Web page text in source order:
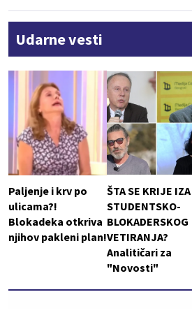
Udarne vesti
Paljenje i krv po
ulicama?!
Blokadeka otkriva
njihov pakleni plan!
ŠTA SE KRIJE IZA
STUDENTSKO-
BLOKADERSKOG
VETIRANJA?
Analitičari za
"Novosti"